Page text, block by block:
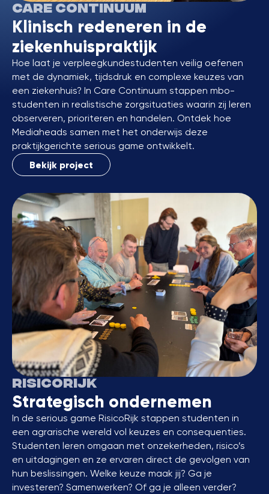
Care Continuum
Klinisch redeneren in de
ziekenhuispraktijk
Hoe laat je verpleegkundestudenten veilig oefenen
met de dynamiek, tijdsdruk en complexe keuzes van
een ziekenhuis? In Care Continuum stappen mbo-
studenten in realistische zorgsituaties waarin zij leren
observeren, prioriteren en handelen. Ontdek hoe
Mediaheads samen met het onderwijs deze
praktijkgerichte serious game ontwikkelt.
Bekijk project
RisicoRijk
Strategisch ondernemen
In de serious game RisicoRijk stappen studenten in
een agrarische wereld vol keuzes en consequenties.
Studenten leren omgaan met onzekerheden, risico’s
en uitdagingen en ze ervaren direct de gevolgen van
hun beslissingen. Welke keuze maak jij? Ga je
investeren? Samenwerken? Of ga je alleen verder?